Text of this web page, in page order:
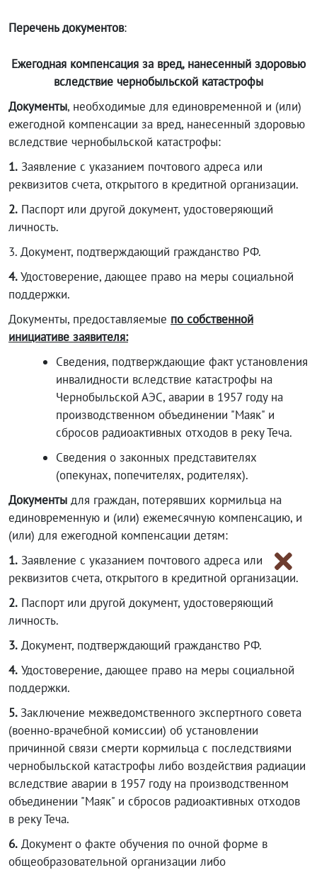
Перечень документов:
Ежегодная компенсация за вред, нанесенный здоровью
вследствие чернобыльской катастрофы
Документы, необходимые для единовременной и (или)
ежегодной компенсации за вред, нанесенный здоровью
вследствие чернобыльской катастрофы:
1. Заявление с указанием почтового адреса или
реквизитов счета, открытого в кредитной организации.
2. Паспорт или другой документ, удостоверяющий
личность.
3. Документ, подтверждающий гражданство РФ.
4.Удостоверение, дающее право на меры социальной
поддержки.
Документы, предоставляемые по собственной
инициативе заявителя:
Сведения, подтверждающие факт установления
инвалидности вследствие катастрофы на
Чернобыльской АЭС, аварии в 1957 году на
производственном объединении "Маяк" и
сбросов радиоактивных отходов в реку Теча.
Сведения о законных представителях
(опекунах, попечителях, родителях).
Документы для граждан, потерявших кормильца на
единовременную и (или) ежемесячную компенсацию, и
(или) для ежегодной компенсации детям:
1. Заявление с указанием почтового адреса или
реквизитов счета, открытого в кредитной организации.
2. Паспорт или другой документ, удостоверяющий
личность.
3. Документ, подтверждающий гражданство РФ.
4. Удостоверение, дающее право на меры социальной
поддержки.
5. Заключение межведомственного экспертного совета
(военно-врачебной комиссии) об установлении
причинной связи смерти кормильца с последствиями
чернобыльской катастрофы либо воздействия радиации
вследствие аварии в 1957 году на производственном
объединении "Маяк" и сбросов радиоактивных отходов
в реку Теча.
6. Документ о факте обучения по очной форме в
общеобразовательной организации либо